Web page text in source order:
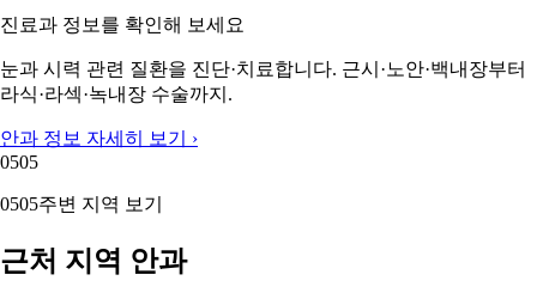
진료과 정보를 확인해 보세요
눈과 시력 관련 질환을 진단·치료합니다. 근시·노안·백내장부터
라식·라섹·녹내장 수술까지.
안과 정보 자세히 보기 ›
0505
0505주변 지역 보기
근처 지역 안과